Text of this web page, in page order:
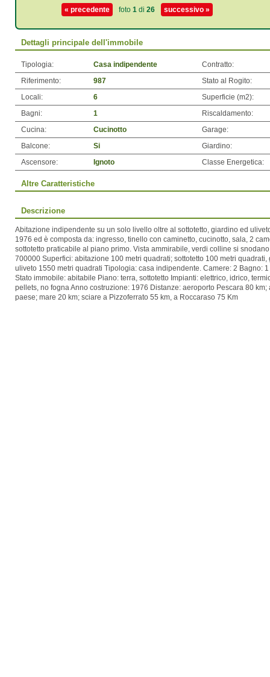
« precedente foto 1di 26 successivo »
Dettagli principale dell'immobile
Tipologia: Casa indipendente
Contratto:
Riferimento:
987
Stato al Rogito:
Locali:
6 Superficie (m2):
Bagni:
1
Riscaldamento:
Cucina:
Cucinotto
Garage:
Balcone:
Si
Giardino:
Ascensore:
Ignoto Classe Energetica:
Altre Caratteristiche
Descrizione
Abitazione indipendente su un solo livello oltre al sottotetto, giardino ed
1976 ed è composta da: ingresso, tinello con caminetto, cucinotto, sala, 2
sottotetto praticabile al piano primo. Vista ammirabile, verdi colline si
700000 Superfici: abitazione 100 metri quadrati; sottotetto 100 metri
uliveto 1550 metri quadrati Tipologia: casa indipendente. Camere: 2 Bagno:
Stato immobile: abitabile Piano: terra, sottotetto Impianti: elettrico, idrico,
pellets, no fogna Anno costruzione: 1976 Distanze: aeroporto Pescara 80
paese; mare 20 km; sciare a Pizzoferrato 55 km, a Roccaraso 75 Km